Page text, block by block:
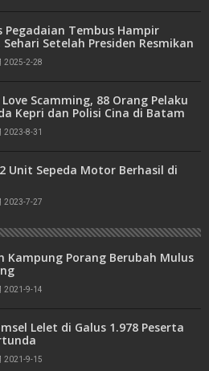
Pegadaian Tembus Hampir
Setelah Presiden Resmikan
2025-2-28
Scamming, 88 Orang Pelaku
Kepri dan Polisi Cina di Batam
2023-8-31
Unit Sepeda Motor Berhasil di
2023-7-27
Kampung Porang Berubah Mulus
2021-9-14
Lelet di Galus 1.978 Peserta
2021-9-15